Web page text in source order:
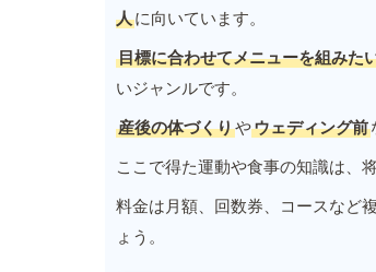
人に向いています。
目標に合わせてメニューを組みた
いジャンルです。
産後の体づくりやウェディング前
ここで得た運動や食事の知識は、
料金は月額、回数券、コースなど
ょう。